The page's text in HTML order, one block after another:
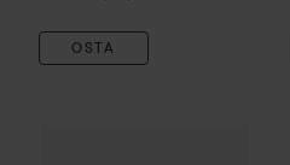
OSTA